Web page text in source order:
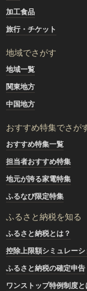
加工食品
旅行・チケット
地域でさがす
地域一覧
関東地方
中国地方
おすすめ特集でさが
おすすめ特集一覧
担当者おすすめ特集
地元が誇る家電特集
ふるなび限定特集
ふるさと納税を知る
ふるさと納税とは？
控除上限額シミュレーシ
ふるさと納税の確定申告
ワンストップ特例制度と